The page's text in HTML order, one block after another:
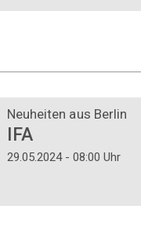
Neuheiten aus Berlin
IFA
29.05.2024 - 08:00 Uhr